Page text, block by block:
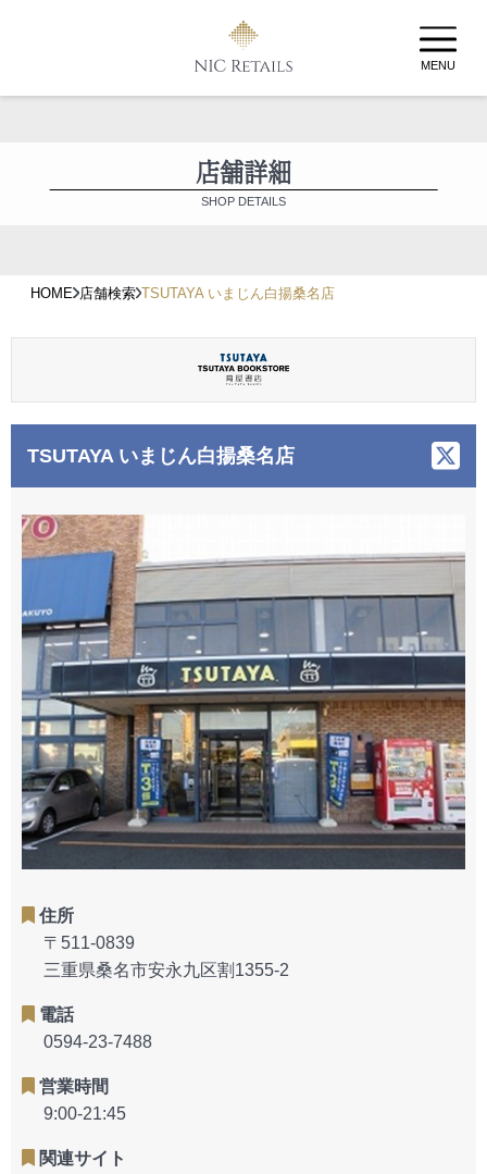
MENU
店舗詳細
SHOP DETAILS
HOME 店舗検索 TSUTAYA いまじん白揚桑名店
TSUTAYA いまじん白揚桑名店
住所
〒511-0839
三重県桑名市安永九区割1355-2
電話
0594-23-7488
営業時間
9:00-21:45
関連サイト